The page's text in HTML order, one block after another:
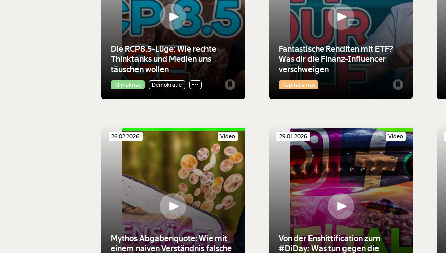
Die RCP8.5-Lüge: Wie rechte
Thinktanks und Medien uns
täuschen wollen
Klimakrise Demokratie
Fantastische Renditen mit ETF?
Was dir die Finanz-Influencer
verschweigen
Kapitalismus
Video
26.02.2026
Mythos Abgabenquote: Wie mit
einem naiven Verständnis falsche
Video
29.01.2026
Von der Enshittification zum
#DiDay: Was tun gegen die